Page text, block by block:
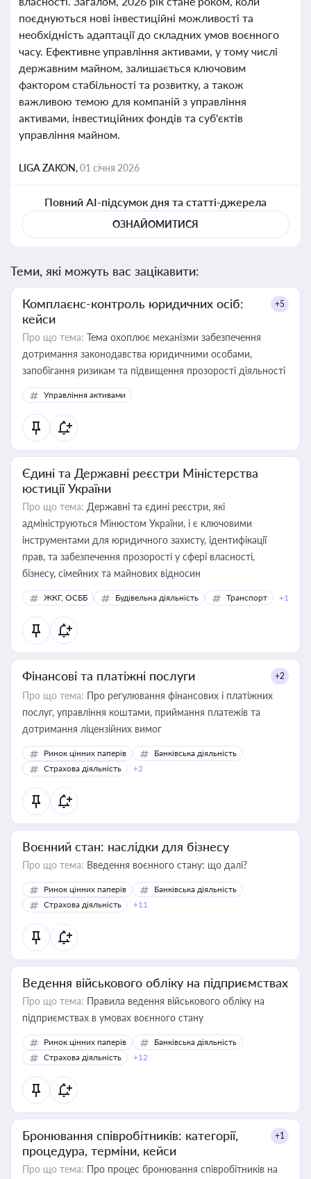
поєднуються нові інвестиційні можливості та
необхідність адаптації до складних умов воєнного
часу. Ефективне управління активами, у тому числі
державним майном, залишається ключовим
фактором стабільності та розвитку, а також
важливою темою для компаній з управління
активами, інвестиційних фондів та суб'єктів
управління майном.
LIGA ZAKON,01 січня 2026
Повний AI-підсумок дня та статті-джерела
ОЗНАЙОМИТИСЯ
Теми, які можуть вас зацікавити:
Комплаєнс-контроль юридичних осіб:
кейси
+5
Про що тема: Тема охоплює механізми забезпечення
дотримання законодавства юридичними особами,
запобігання ризикам та підвищення прозорості діяльності
Управління активами
Єдині та Державні реєстри Міністерства
юстиції України
Про що тема: Державні та єдині реєстри, які
адмініструються Мінюстом України, і є ключовими
інструментами для юридичного захисту, ідентифікації
прав, та забезпечення прозорості у сфері власності,
бізнесу, сімейних та майнових відносин
ЖКГ, ОСББ Будівельна діяльність Транспорт +1
Фінансові та платіжні послуги +2
Про що тема: Про регулювання фінансових і платіжних
послуг, управління коштами, приймання платежів та
дотримання ліцензійних вимог
Ринок цінних паперів
Банківська діяльність
Страхова діяльність
+2
Воєнний стан: наслідки для бізнесу
Про що тема: Введення воєнного стану: що далі?
Ринок цінних паперів
Банківська діяльність
Страхова діяльність
+11
Ведення військового обліку на підприємствах
Про що тема: Правила ведення військового обліку на
підприємствах в умовах воєнного стану
Ринок цінних паперів
Банківська діяльність
Страхова діяльність
+12
Бронювання співробітників: категорії,
процедура, терміни, кейси
+1
Про що тема: Про процес бронювання співробітників на